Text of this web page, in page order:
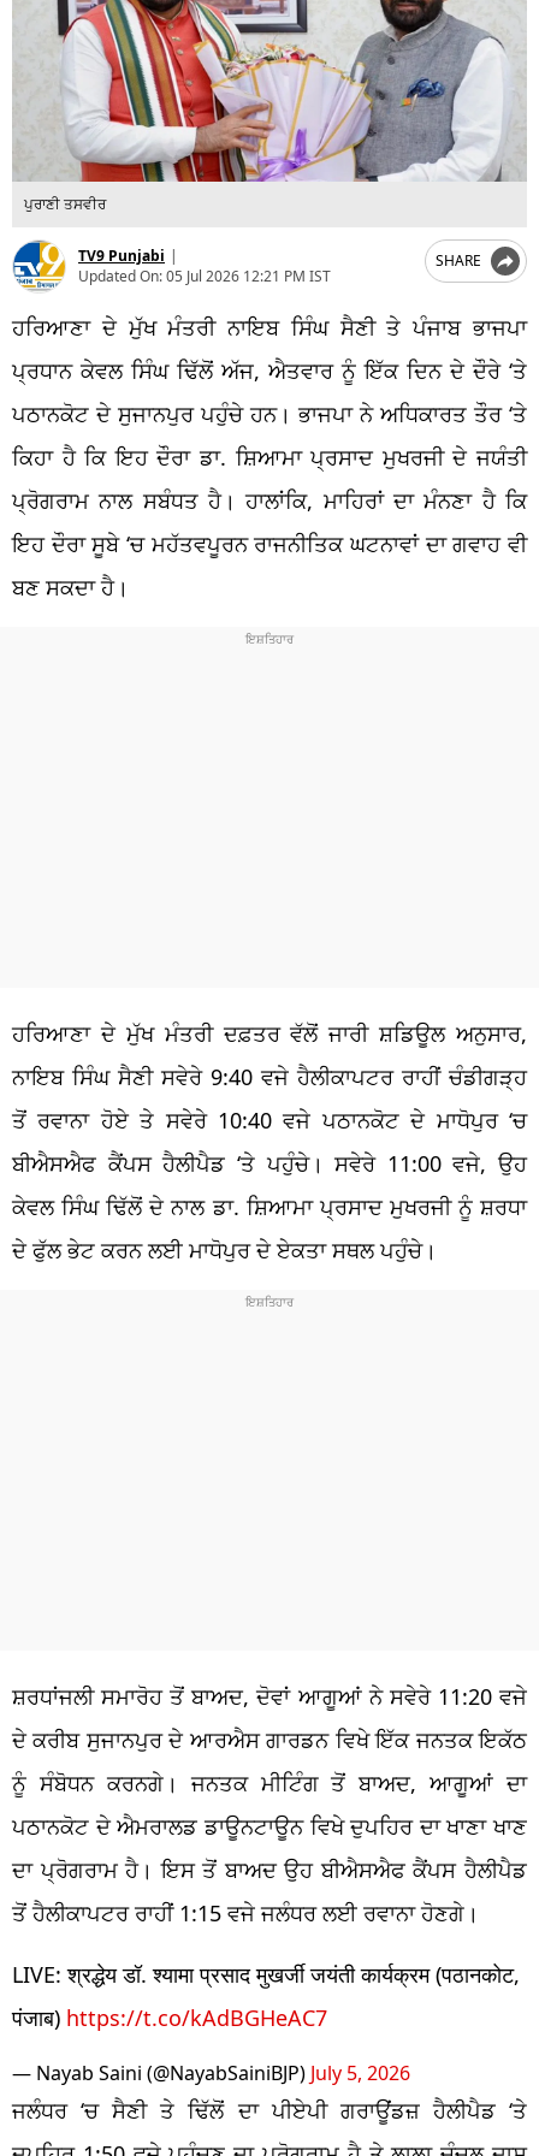
ਪੁਰਾਣੀ ਤਸਵੀਰ
TV9 Punjabi |
Updated On:05 Jul 2026 12:21 PM IST
SHARE
ਹਰਿਆਣਾ ਦੇ ਮੁੱਖ ਮੰਤਰੀ ਨਾਇਬ ਸਿੰਘ ਸੈਣੀ ਤੇ ਪੰਜਾਬ ਭਾਜਪਾ
ਪ੍ਰਧਾਨ ਕੇਵਲ ਸਿੰਘ ਢਿੱਲੋਂ ਅੱਜ, ਐਤਵਾਰ ਨੂੰ ਇੱਕ ਦਿਨ ਦੇ ਦੌਰੇ ‘ਤੇ
ਪਠਾਨਕੋਟ ਦੇ ਸੁਜਾਨਪੁਰ ਪਹੁੰਚੇ ਹਨ। ਭਾਜਪਾ ਨੇ ਅਧਿਕਾਰਤ ਤੌਰ ‘ਤੇ
ਕਿਹਾ ਹੈ ਕਿ ਇਹ ਦੌਰਾ ਡਾ. ਸ਼ਿਆਮਾ ਪ੍ਰਸਾਦ ਮੁਖਰਜੀ ਦੇ ਜਯੰਤੀ
ਪ੍ਰੋਗਰਾਮ ਨਾਲ ਸਬੰਧਤ ਹੈ। ਹਾਲਾਂਕਿ, ਮਾਹਿਰਾਂ ਦਾ ਮੰਨਣਾ ਹੈ ਕਿ
ਇਹ ਦੌਰਾ ਸੂਬੇ ‘ਚ ਮਹੱਤਵਪੂਰਨ ਰਾਜਨੀਤਿਕ ਘਟਨਾਵਾਂ ਦਾ ਗਵਾਹ ਵੀ
ਬਣ ਸਕਦਾ ਹੈ।
ਹਰਿਆਣਾ ਦੇ ਮੁੱਖ ਮੰਤਰੀ ਦਫ਼ਤਰ ਵੱਲੋਂ ਜਾਰੀ ਸ਼ਡਿਊਲ ਅਨੁਸਾਰ,
ਨਾਇਬ ਸਿੰਘ ਸੈਣੀ ਸਵੇਰੇ 9:40 ਵਜੇ ਹੈਲੀਕਾਪਟਰ ਰਾਹੀਂ ਚੰਡੀਗੜ੍ਹ
ਤੋਂ ਰਵਾਨਾ ਹੋਏ ਤੇ ਸਵੇਰੇ 10:40 ਵਜੇ ਪਠਾਨਕੋਟ ਦੇ ਮਾਧੋਪੁਰ ‘ਚ
ਬੀਐਸਐਫ ਕੈਂਪਸ ਹੈਲੀਪੈਡ ‘ਤੇ ਪਹੁੰਚੇ। ਸਵੇਰੇ 11:00 ਵਜੇ, ਉਹ
ਕੇਵਲ ਸਿੰਘ ਢਿੱਲੋਂ ਦੇ ਨਾਲ ਡਾ. ਸ਼ਿਆਮਾ ਪ੍ਰਸਾਦ ਮੁਖਰਜੀ ਨੂੰ ਸ਼ਰਧਾ
ਦੇ ਫੁੱਲ ਭੇਟ ਕਰਨ ਲਈ ਮਾਧੋਪੁਰ ਦੇ ਏਕਤਾ ਸਥਲ ਪਹੁੰਚੇ।
ਸ਼ਰਧਾਂਜਲੀ ਸਮਾਰੋਹ ਤੋਂ ਬਾਅਦ, ਦੋਵਾਂ ਆਗੂਆਂ ਨੇ ਸਵੇਰੇ 11:20 ਵਜੇ
ਦੇ ਕਰੀਬ ਸੁਜਾਨਪੁਰ ਦੇ ਆਰਐਸ ਗਾਰਡਨ ਵਿਖੇ ਇੱਕ ਜਨਤਕ ਇਕੱਠ
ਨੂੰ ਸੰਬੋਧਨ ਕਰਨਗੇ। ਜਨਤਕ ਮੀਟਿੰਗ ਤੋਂ ਬਾਅਦ, ਆਗੂਆਂ ਦਾ
ਪਠਾਨਕੋਟ ਦੇ ਐਮਰਾਲਡ ਡਾਊਨਟਾਊਨ ਵਿਖੇ ਦੁਪਹਿਰ ਦਾ ਖਾਣਾ ਖਾਣ
ਦਾ ਪ੍ਰੋਗਰਾਮ ਹੈ। ਇਸ ਤੋਂ ਬਾਅਦ ਉਹ ਬੀਐਸਐਫ ਕੈਂਪਸ ਹੈਲੀਪੈਡ
ਤੋਂ ਹੈਲੀਕਾਪਟਰ ਰਾਹੀਂ 1:15 ਵਜੇ ਜਲੰਧਰ ਲਈ ਰਵਾਨਾ ਹੋਣਗੇ।
LIVE: श्रद्धेय डॉ. श्यामा प्रसाद मुखर्जी जयंती कार्यक्रम (पठानकोट,
पंजाब) https://t.co/kAdBGHeAC7
— Nayab Saini (@NayabSainiBJP) July 5, 2026
ਜਲੰਧਰ ‘ਚ ਸੈਣੀ ਤੇ ਢਿੱਲੋਂ ਦਾ ਪੀਏਪੀ ਗਰਾਊਂਡਜ਼ ਹੈਲੀਪੈਡ ‘ਤੇ